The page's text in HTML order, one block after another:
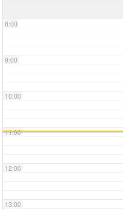
8:00
9:00
10:00
11:00
12:00
13:00